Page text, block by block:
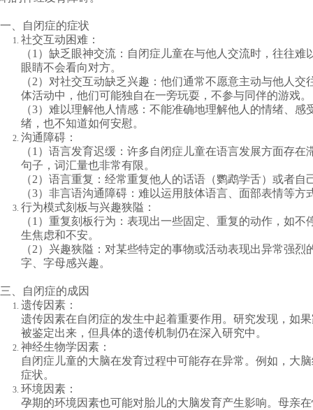
一、自闭症的症状
社交互动困难：
（1）缺乏眼神交流：自闭症儿童在与他人交流时，往往
眼睛不会看向对方。
（2）对社交互动缺乏兴趣：他们通常不愿意主动与他人
体活动中，他们可能独自在一旁玩耍，不参与同伴的游戏。
（3）难以理解他人情感：不能准确地理解他人的情绪、
绪，也不知道如何安慰。
沟通障碍：
（1）语言发育迟缓：许多自闭症儿童在语言发展方面存
句子，词汇量也非常有限。
（2）语言重复：经常重复他人的话语（鹦鹉学舌）或者
（3）非言语沟通障碍：难以运用肢体语言、面部表情等
行为模式刻板与兴趣狭隘：
（1）重复刻板行为：表现出一些固定、重复的动作，如
生焦虑和不安。
（2）兴趣狭隘：对某些特定的事物或活动表现出异常强
字、字母感兴趣。
三、自闭症的成因
遗传因素：
遗传因素在自闭症的发生中起着重要作用。研究发现，如
被鉴定出来，但具体的遗传机制仍在深入研究中。
神经生物学因素：
自闭症儿童的大脑在发育过程中可能存在异常。例如，大
症状。
环境因素：
孕期的环境因素也可能对胎儿的大脑发育产生影响。母亲